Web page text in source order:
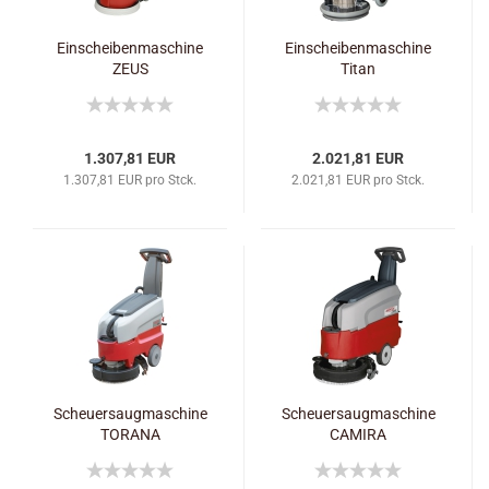
Einscheibenmaschine
ZEUS
1.307,81 EUR
1.307,81 EUR pro Stck.
Einscheibenmaschine
Titan
2.021,81 EUR
2.021,81 EUR pro Stck.
Scheuersaugmaschine
TORANA
Scheuersaugmaschine
CAMIRA